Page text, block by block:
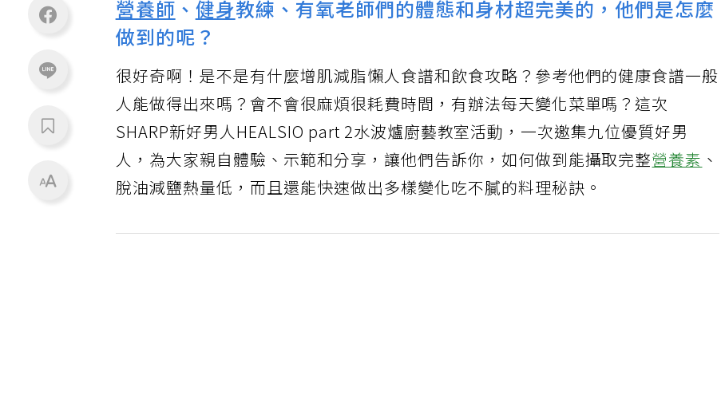
營養師 、健身教練、有氧老師們的體態和身材超完美的，他們是怎麼
做到的呢？
很好奇啊！是不是有什麼增肌減脂懶人食譜和飲食攻略？參考他們的健康食譜一般
人能做得出來嗎？會不會很麻煩很耗費時間，有辦法每天變化菜單嗎？這次
SHARP新好男人HEALSIO part 2水波爐廚藝教室活動，一次邀集九位優質好男
人，為大家親自體驗、示範和分享，讓他們告訴你，如何做到能攝取完整營養素 、
脫油減鹽熱量低，而且還能快速做出多樣變化吃不膩的料理秘訣。